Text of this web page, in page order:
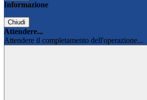
Informazione
Chiudi
Attendere...
Attendere il completamento dell'operazione...